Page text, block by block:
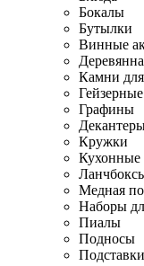
Бокалы
Бутылки
Винные
Камни
Графины
Кружки
Кухонные
Медная
Наборы
Пиалы
Подносы